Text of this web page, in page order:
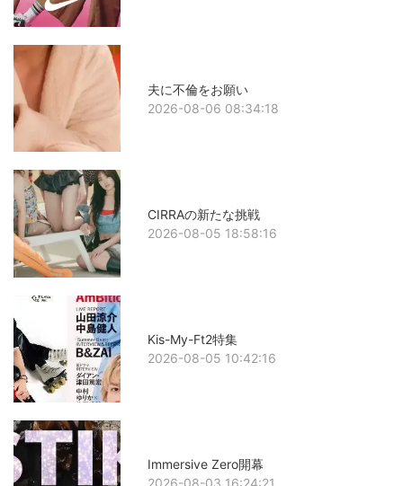
夫に不倫をお願い
2026-08-06 08:34:18
CIRRAの新たな挑戦
2026-08-05 18:58:16
Kis-My-Ft2特集
2026-08-05 10:42:16
Immersive Zero開幕